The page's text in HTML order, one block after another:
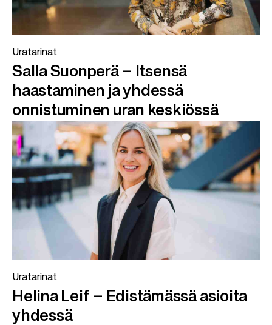
Uratarinat
Salla Suonperä – Itsensä
haastaminen ja yhdessä
onnistuminen uran keskiössä
Uratarinat
Helina Leif – Edistämässä asioita
yhdessä